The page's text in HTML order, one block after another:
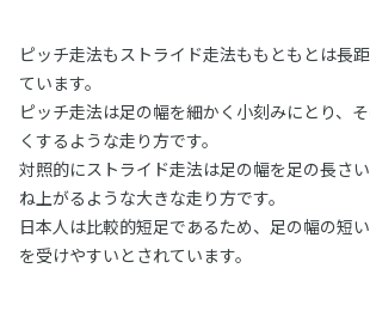
ピッチ走法もストライド走法ももともとは長
ています。
ピッチ走法は足の幅を細かく小刻みにとり、
くするような走り方です。
対照的にストライド走法は足の幅を足の長さ
ね上がるような大きな走り方です。
日本人は比較的短足であるため、足の幅の短
を受けやすいとされています。